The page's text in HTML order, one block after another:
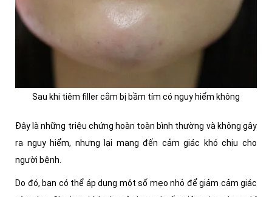
Sau khi tiêm filler cằm bị bầm tím có nguy hiểm không
Đây là những triệu chứng hoàn toàn bình thường và không gây
ra nguy hiểm, nhưng lại mang đến cảm giác khó chịu cho
người bệnh.
Do đó, bạn có thể áp dụng một số mẹo nhỏ để giảm cảm giác